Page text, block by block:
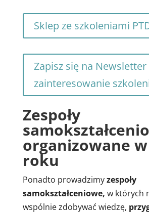
Sklep ze szkoleniami
Zapisz się na Newsletter
zainteresowanie
Zespoły
organizowane
roku
Ponadto prowadzimyzespoły
samokształceniowe, w których
wspólnie zdobywać wiedzę,